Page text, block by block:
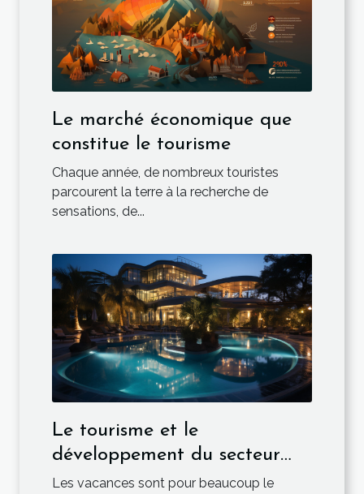
Le marché économique que
constitue le tourisme
Chaque année, de nombreux touristes
parcourent la terre à la recherche de
sensations, de...
Le tourisme et le
développement du secteur
hôtelier
Les vacances sont pour beaucoup le